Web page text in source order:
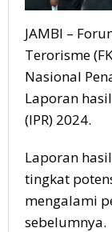
JAMBI –
Terorisme
Nasional
Laporan
(IPR) 2024.
Laporan
tingkat
mengalami
sebelumnya.